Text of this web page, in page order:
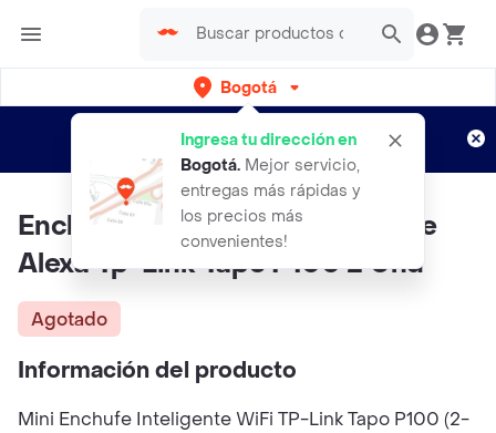
Bogotá
Ingresa tu dirección en
Bogotá. Mejor servicio,
entregas más rápidas y
los precios más
convenientes!
envíos gratis por semanas
Aplican TyC
Enchufe Inteligente Wifi Google
Alexa Tp-Link Tapo P100 2 Und
Agotado
Información del producto
Mini Enchufe Inteligente WiFi TP-Link Tapo P100 (2-